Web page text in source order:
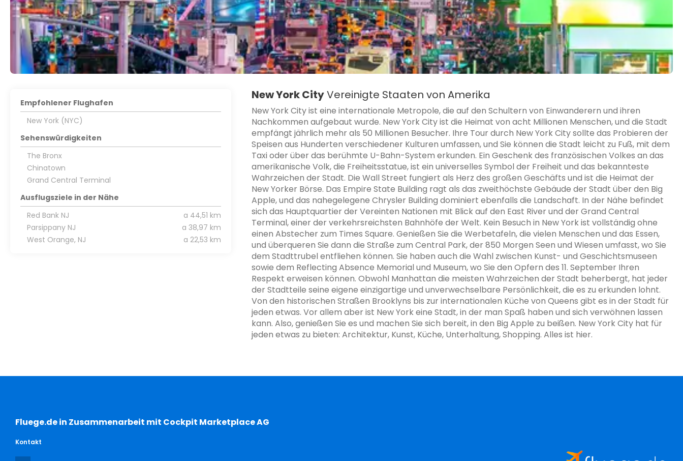
New York CityVereinigte Staaten von Amerika
New York City ist eine internationale Metropole, die auf den Schultern von Einwanderern und ihren
Nachkommen aufgebaut wurde. New York City ist die Heimat von acht Millionen Menschen, und die Stadt
empfängt jährlich mehr als 50 Millionen Besucher. Ihre Tour durch New York City sollte das Probieren der
Speisen aus Hunderten verschiedener Kulturen umfassen, und Sie können die Stadt leicht zu Fuß, mit dem
Taxi oder über das berühmte U-Bahn-System erkunden. Ein Geschenk des französischen Volkes an das
amerikanische Volk, die Freiheitsstatue, ist ein universelles Symbol der Freiheit und das bekannteste
Wahrzeichen der Stadt. Die Wall Street fungiert als Herz des großen Geschäfts und ist die Heimat der
New Yorker Börse. Das Empire State Building ragt als das zweithöchste Gebäude der Stadt über den Big
Apple, und das nahegelegene Chrysler Building dominiert ebenfalls die Landschaft. In der Nähe befindet
sich das Hauptquartier der Vereinten Nationen mit Blick auf den East River und der Grand Central
Terminal, einer der verkehrsreichsten Bahnhöfe der Welt. Kein Besuch in New York ist vollständig ohne
einen Abstecher zum Times Square. Genießen Sie die Werbetafeln, die vielen Menschen und das Essen,
und überqueren Sie dann die Straße zum Central Park, der 850 Morgen Seen und Wiesen umfasst, wo Sie
dem Stadttrubel entfliehen können. Sie haben auch die Wahl zwischen Kunst- und Geschichtsmuseen
sowie dem Reflecting Absence Memorial und Museum, wo Sie den Opfern des 11. September Ihren
Respekt erweisen können. Obwohl Manhattan die meisten Wahrzeichen der Stadt beherbergt, hat jeder
der Stadtteile seine eigene einzigartige und unverwechselbare Persönlichkeit, die es zu erkunden lohnt.
Von den historischen Straßen Brooklyns bis zur internationalen Küche von Queens gibt es in der Stadt für
jeden etwas. Vor allem aber ist New York eine Stadt, in der man Spaß haben und sich verwöhnen lassen
kann. Also, genießen Sie es und machen Sie sich bereit, in den Big Apple zu beißen. New York City hat für
jeden etwas zu bieten: Architektur, Kunst, Küche, Unterhaltung, Shopping. Alles ist hier.
Empfohlener Flughafen
New York (NYC)
Sehenswürdigkeiten
The Bronx
Chinatown
Grand Central Terminal
Ausflugsziele in der Nähe
Red Bank NJ
a 44,51 km
Parsippany NJ
a 38,97 km
West Orange, NJ
a 22,53 km
Fluege.de in Zusammenarbeit mit Cockpit Marketplace AG
Kontakt